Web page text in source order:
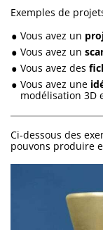
Exemples de
Vous avez un
Vous avez un
Vous avez des
Vous avez une
modélisation 3D
Ci-dessous des
pouvons produire